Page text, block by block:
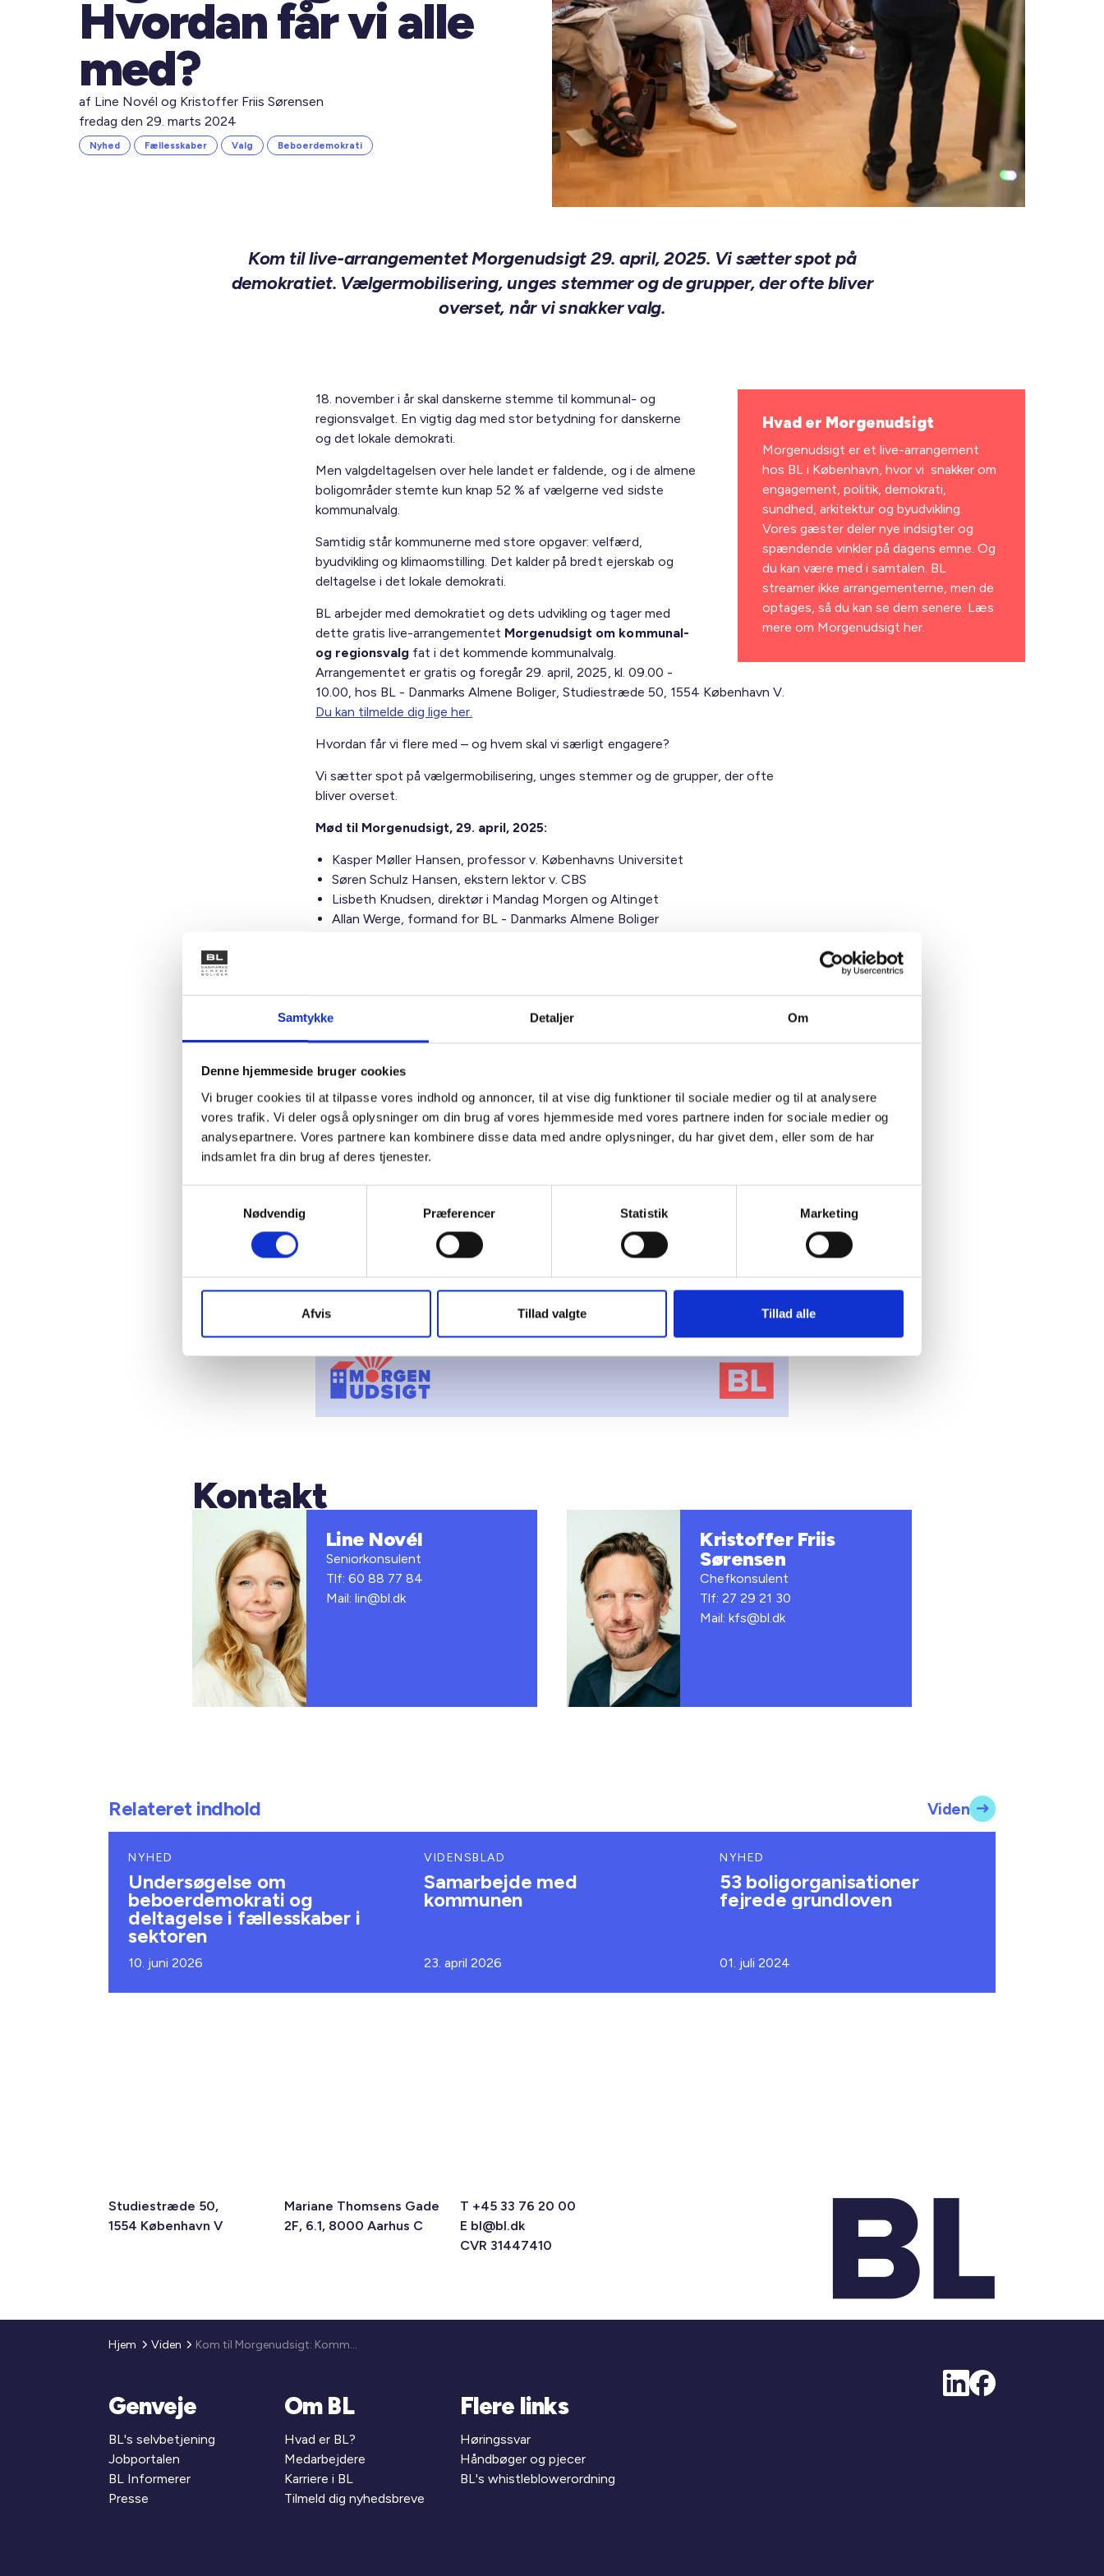
Samtykke Detaljer Om
Denne hjemmeside bruger cookies
Vi bruger cookies til at tilpasse vores indhold og annoncer, til at vise dig funktioner til sociale medier og til at analysere
vores trafik. Vi deler også oplysninger om din brug af vores hjemmeside med vores partnere inden for sociale medier og
analysepartnere. Vores partnere kan kombinere disse data med andre oplysninger, du har givet dem, eller som de har
indsamlet fra din brug af deres tjenester.
Nødvendig
Præferencer Statistik Marketing
Afvis Tillad valgte Tillad alle
Hvordan får vi alle
med?
af Line Novél og Kristoffer Friis Sørensen
fredag den 29. marts 2024
Nyhed Fællesskaber Valg Beboerdemokrati
Kom til live-arrangementet Morgenudsigt 29. april, 2025. Vi sætter spot på
demokratiet. Vælgermobilisering, unges stemmer og de grupper, der ofte bliver
overset, når vi snakker valg.
Hvad er Morgenudsigt
Morgenudsigt er et live-arrangement
hos BL i København, hvor vi snakker om
engagement, politik, demokrati,
sundhed, arkitektur og byudvikling.
Vores gæster deler nye indsigter og
spændende vinkler på dagens emne. Og
du kan være med i samtalen. BL
streamer ikke arrangementerne, men de
optages, så du kan se dem senere. Læs
mere om Morgenudsigt her.
18. november i år skal danskerne stemme til kommunal- og
regionsvalget. En vigtig dag med stor betydning for danskerne
og det lokale demokrati.
Men valgdeltagelsen over hele landet er faldende, og i de almene
boligområder stemte kun knap 52 % af vælgerne ved sidste
kommunalvalg.
Samtidig står kommunerne med store opgaver: velfærd,
byudvikling og klimaomstilling. Det kalder på bredt ejerskab og
deltagelse i det lokale demokrati.
BL arbejder med demokratiet og dets udvikling og tager med
dette gratis live-arrangementet Morgenudsigt om kommunal-
og regionsvalg fat i det kommende kommunalvalg.
Arrangementet er gratis og foregår 29. april, 2025, kl. 09.00 -
10.00, hos BL - Danmarks Almene Boliger, Studiestræde 50, 1554 København V.
Du kan tilmelde dig lige her.
Hvordan får vi flere med – og hvem skal vi særligt engagere?
Vi sætter spot på vælgermobilisering, unges stemmer og de grupper, der ofte
bliver overset.
Mød til Morgenudsigt, 29. april, 2025:
Kasper Møller Hansen, professor v. Københavns Universitet
Søren Schulz Hansen, ekstern lektor v. CBS
Lisbeth Knudsen, direktør i Mandag Morgen og Altinget
Allan Werge, formand for BL - Danmarks Almene Boliger
Kontakt
Line Novél
Seniorkonsulent
Tlf: 60 88 77 84
Mail: lin@bl.dk
Kristoffer Friis
Sørensen
Chefkonsulent
Tlf: 27 29 21 30
Mail: kfs@bl.dk
Relateret indhold Viden
NYHED
Undersøgelse om
beboerdemokrati og
deltagelse i fællesskaber i
sektoren
10. juni 2026
VIDENSBLAD
Samarbejde med
kommunen
23. april 2026
NYHED
53 boligorganisationer
fejrede grundloven
01. juli 2024
Studiestræde 50,
1554 København V
Mariane Thomsens Gade
2F, 6.1, 8000 Aarhus C
T +45 33 76 20 00
E bl@bl.dk
CVR 31447410
Hjem Viden Kom til Morgenudsigt: Kommunal- og regionsvalg 2025 – Hvordan får vi alle med?
Genveje
BL's selvbetjening
Jobportalen
BL Informerer
Presse
Om BL
Hvad er BL?
Medarbejdere
Karriere i BL
Tilmeld dig nyhedsbreve
Flere links
Høringssvar
Håndbøger og pjecer
BL's whistleblowerordning